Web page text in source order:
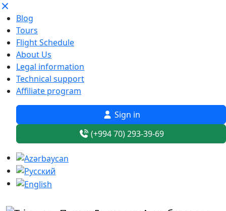
Blog
Tours
Flight Schedule
About Us
Legal information
Technical support
Affiliate program
Sign in
(+994 70) 293-39-69